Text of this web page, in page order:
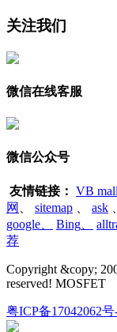
关注我们
微信在线客服
微信公众号
友情链接： VB mall
网
sitemap ask
google
Bing
荐
Copyright &copy;
reserved! MOSFET
粤ICP备17042062号